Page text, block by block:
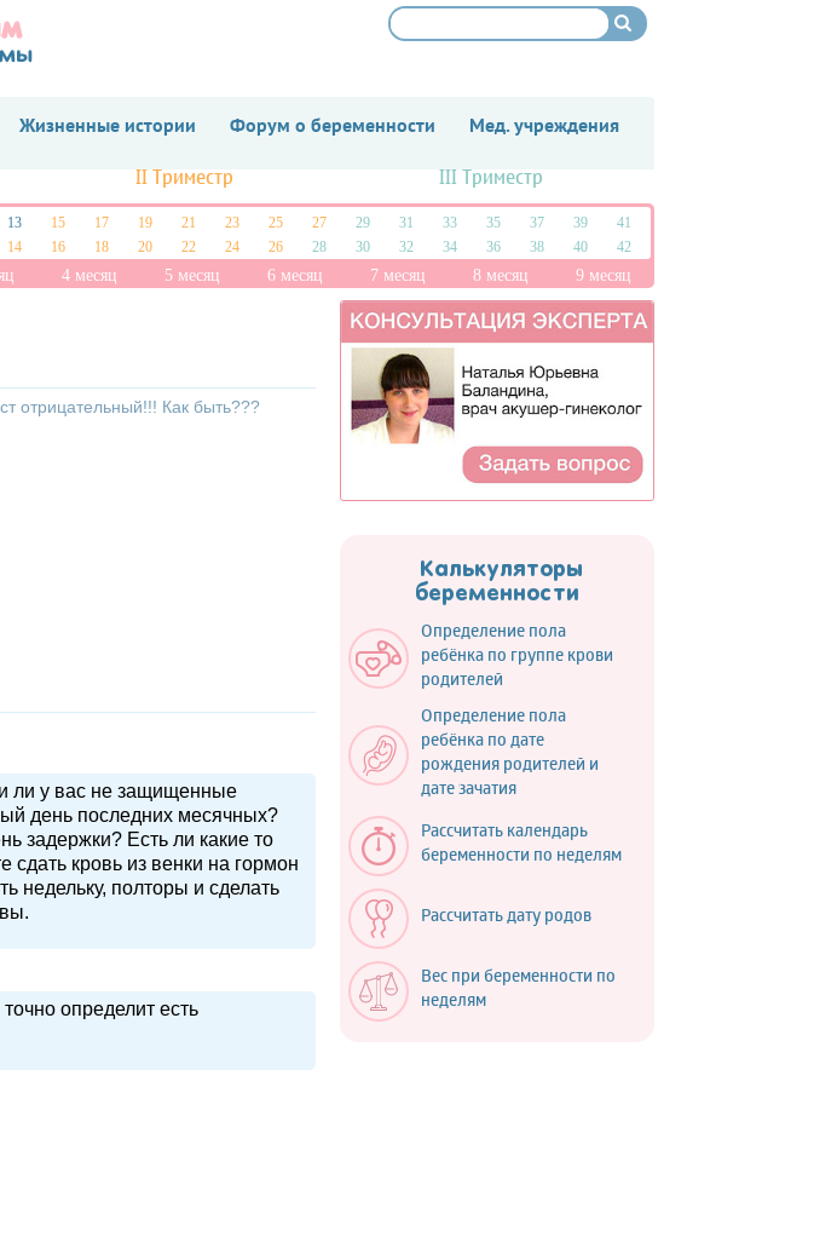
Жизненные истории Форум о беременности Мед. учреждения
II Триместр III Триместр
13 15 17 19 21 23 25 27 29 31 33 35 37 39
41
14 16 18 20 22 24 26 28 30 32 34 36 38 40 42
4 месяц 5 месяц 6 месяц 7 месяц 8 месяц 9 месяц
отрицательный!!! Как быть???
ли у вас не защищенные
день последних месячных?
задержки? Есть ли какие то
кровь из венки на гормон
недельку, полторы и сделать
определит есть
Калькуляторы
беременности
Определение пола
ребёнка по группе крови
родителей
Определение пола
ребёнка по дате
рождения родителей и
дате зачатия
Рассчитать календарь
беременности по неделям
Рассчитать дату родов
Вес при беременности по
неделям